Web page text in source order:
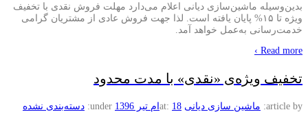
بدین‌وسیله ماشین‌سازی دیانی اعلام می‌دارد مهلت فروش نقدی با تخفیف
ویژه تا ۱۵% پایان یافته است. لذا جهت فروش عادی از مشتریان گرامی
خدمت‌رسانی به‌عمل خواهد آمد.
Read more ›
تخفیف ویژه‌ی «نقدی» با مدت محدود
article by: ماشین سازی دیانی at: 18ام تیر 1396 under: دسته‌بندی نشده